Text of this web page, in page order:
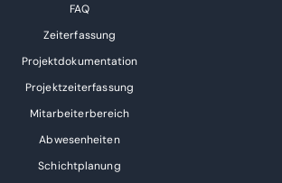
FAQ
Zeiterfassung
Projektdokumentation
Projektzeiterfassung
Mitarbeiterbereich
Abwesenheiten
Schichtplanung